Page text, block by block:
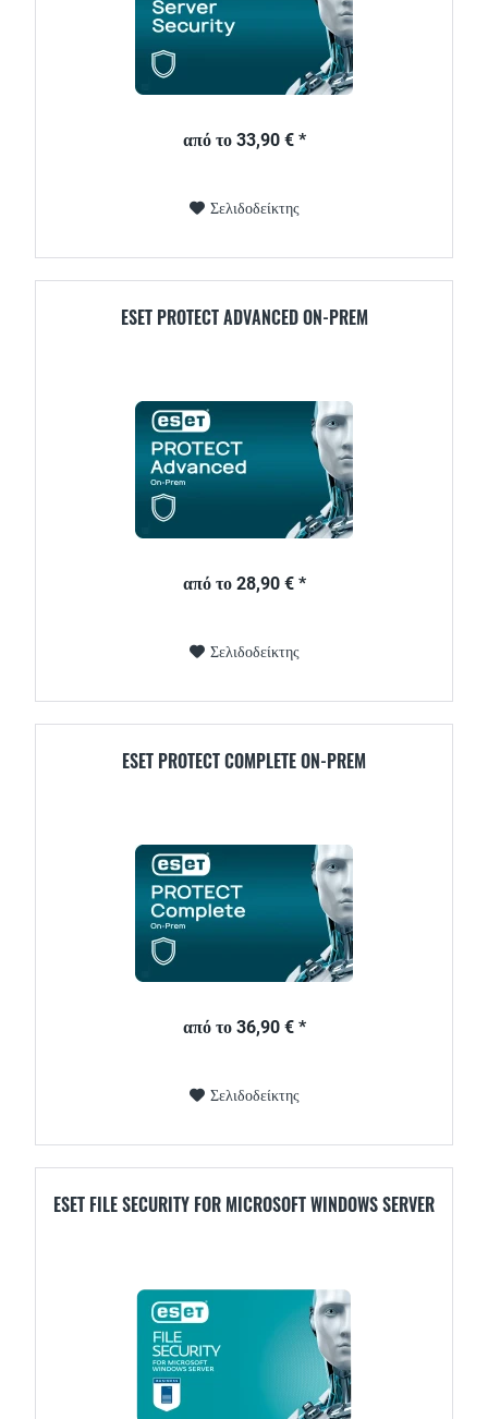
από το 33,90 € *
Σελιδοδείκτης
ESET PROTECT ADVANCED ON-PREM
από το 28,90 € *
Σελιδοδείκτης
ESET PROTECT COMPLETE ON-PREM
από το 36,90 € *
Σελιδοδείκτης
ESET FILE SECURITY FOR MICROSOFT WINDOWS SERVER